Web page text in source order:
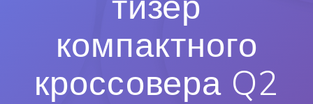
компактного
кроссовера Q2